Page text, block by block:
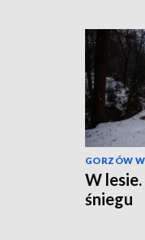
GORZÓW
W
śniegu